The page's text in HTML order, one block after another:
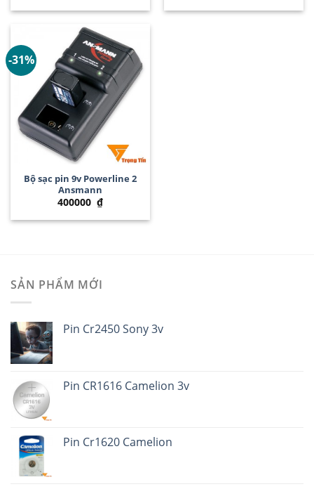
-31%
Bộ sạc pin 9v Powerline 2
Ansmann
400000 ₫
SẢN PHẨM MỚI
Pin Cr2450 Sony 3v
Pin CR1616 Camelion 3v
Pin Cr1620 Camelion